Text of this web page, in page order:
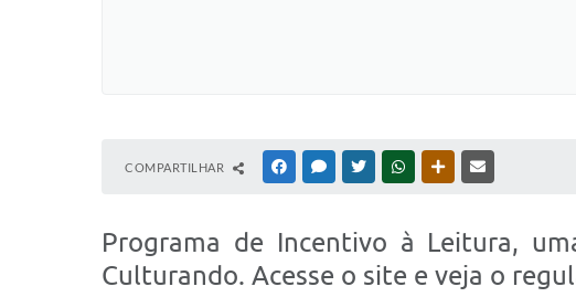
COMPARTILHAR FACEBOOKMESSENGER
TWITTERWHATSAPPOUTRAS MÍDIAS
Programa de Incentivo à Leitura,
Culturando. Acesse o site e veja o